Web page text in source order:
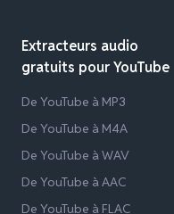
Extracteurs audio
gratuits pour YouTube
De YouTube à MP3
De YouTube à M4A
De YouTube à WAV
De YouTube à AAC
De YouTube à FLAC